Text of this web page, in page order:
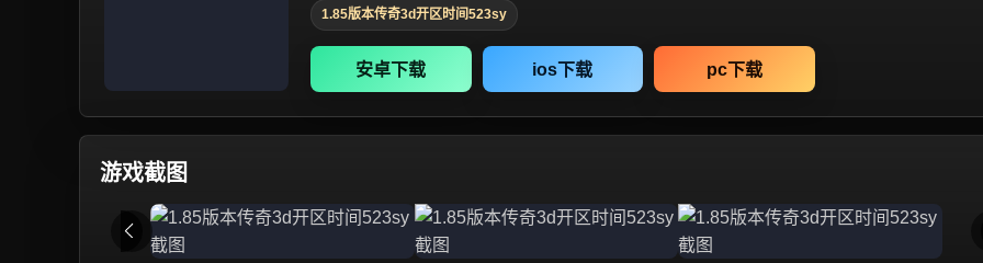
1.85版本传奇3d开区时间523sy
安卓下载 ios下载 pc下载
游戏截图